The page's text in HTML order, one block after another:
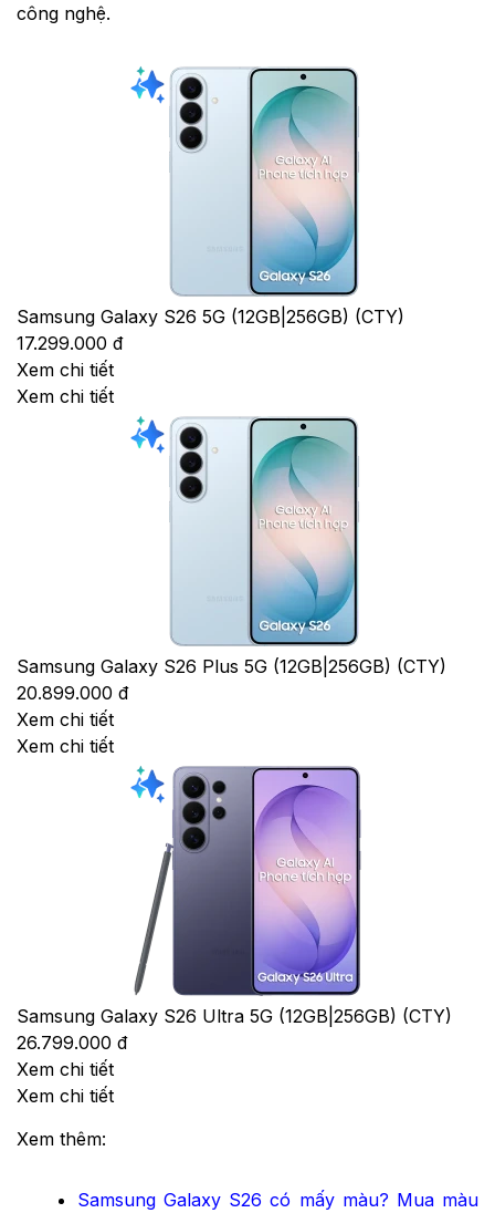
công nghệ.
Samsung Galaxy S26 5G (12GB|256GB) (CTY)
17.299.000 đ
Xem chi tiết
Xem chi tiết
Samsung Galaxy S26 Plus 5G (12GB|256GB) (CTY)
20.899.000 đ
Xem chi tiết
Xem chi tiết
Samsung Galaxy S26 Ultra 5G (12GB|256GB) (CTY)
26.799.000 đ
Xem chi tiết
Xem chi tiết
Xem thêm:
Samsung Galaxy S26 có mấy màu? Mua màu